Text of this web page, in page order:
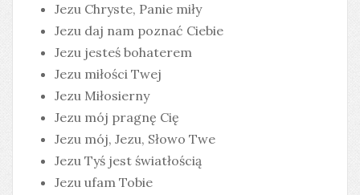
Jezu Chryste, Panie miły
Jezu daj nam poznać Ciebie
Jezu jesteś bohaterem
Jezu miłości Twej
Jezu Miłosierny
Jezu mój pragnę Cię
Jezu mój, Jezu, Słowo Twe
Jezu Tyś jest światłością
Jezu ufam Tobie